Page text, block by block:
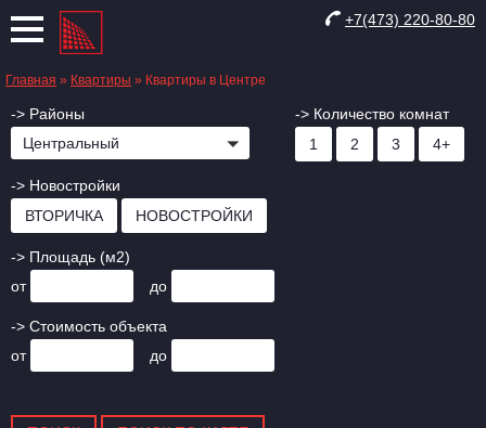
+7(473) 220-80-80
Главная » Квартиры » Квартиры в Центре
-> Районы
Центральный
-> Количество комнат
1
2 3 4+
-> Новостройки
ВТОРИЧКА
НОВОСТРОЙКИ
-> Площадь (м2)
от
до
-> Стоимость объекта
от
до